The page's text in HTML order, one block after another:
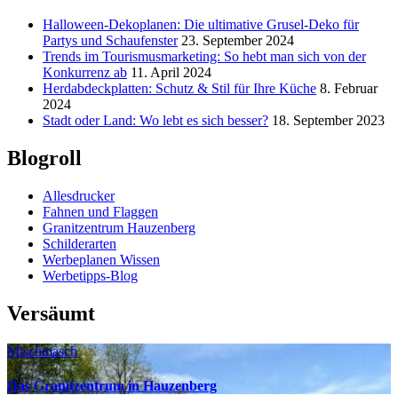
Halloween-Dekoplanen: Die ultimative Grusel-Deko für
Partys und Schaufenster 23. September 2024
Trends im Tourismusmarketing: So hebt man sich von der
Konkurrenz ab 11. April 2024
Herdabdeckplatten: Schutz & Stil für Ihre Küche 8. Februar
2024
Stadt oder Land: Wo lebt es sich besser? 18. September 2023
Blogroll
Allesdrucker
Fahnen und Flaggen
Granitzentrum Hauzenberg
Schilderarten
Werbeplanen Wissen
Werbetipps-Blog
Versäumt
Mischmasch
Das Granitzentrum in Hauzenberg